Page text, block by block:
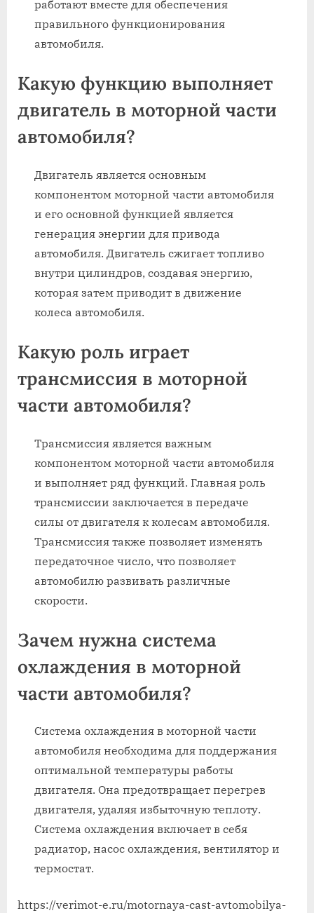
работают вместе для обеспечения
правильного функционирования
автомобиля.
Какую функцию выполняет
двигатель в моторной части
автомобиля?
Двигатель является основным
компонентом моторной части автомобиля
и его основной функцией является
генерация энергии для привода
автомобиля. Двигатель сжигает топливо
внутри цилиндров, создавая энергию,
которая затем приводит в движение
колеса автомобиля.
Какую роль играет
трансмиссия в моторной
части автомобиля?
Трансмиссия является важным
компонентом моторной части автомобиля
и выполняет ряд функций. Главная роль
трансмиссии заключается в передаче
силы от двигателя к колесам автомобиля.
Трансмиссия также позволяет изменять
передаточное число, что позволяет
автомобилю развивать различные
скорости.
Зачем нужна система
охлаждения в моторной
части автомобиля?
Система охлаждения в моторной части
автомобиля необходима для поддержания
оптимальной температуры работы
двигателя. Она предотвращает перегрев
двигателя, удаляя избыточную теплоту.
Система охлаждения включает в себя
радиатор, насос охлаждения, вентилятор и
термостат.
https://verimot-e.ru/motornaya-cast-avtomobilya-